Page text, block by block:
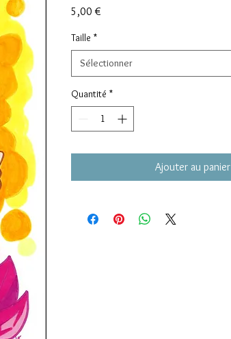
5,00 €
Taille *
Sélectionner
Quantité *
Ajouter au panier